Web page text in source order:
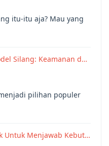
itu-itu aja? Mau yang
Silang: Keamanan d…
pilihan populer
Untuk Menjawab Kebut…